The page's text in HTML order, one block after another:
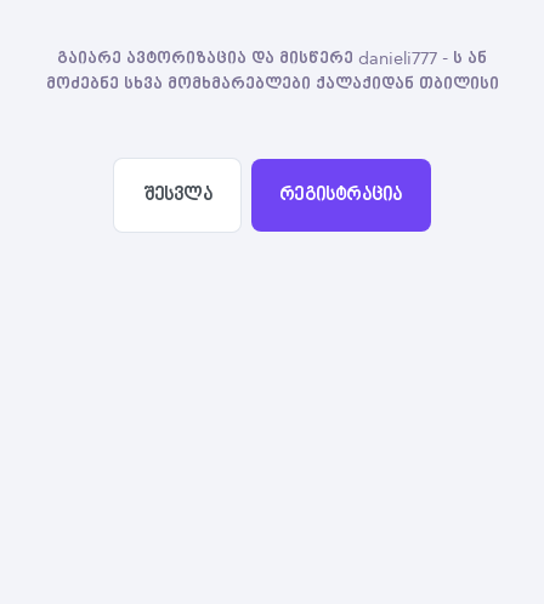
გაიარე ავტორიზაცია და მისწერე danieli777 - ს ან
მოძებნე სხვა მომხმარებლები ქალაქიდან თბილისი
შესვლა რეგისტრაცია